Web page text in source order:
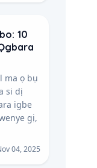
10
ma ọ bụ
si dị
igbe
gị,
04, 2025